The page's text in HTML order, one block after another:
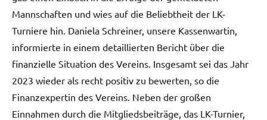
Mannschaften und wies auf die Beliebtheit der LK-
Turniere hin. Daniela Schreiner, unsere Kassenwartin,
informierte in einem detaillierten Bericht über die
finanzielle Situation des Vereins. Insgesamt sei das Jahr
2023 wieder als recht positiv zu bewerten, so die
Finanzexpertin des Vereins. Neben der großen
Einnahmen durch die Mitgliedsbeiträge, das LK-Turnier,